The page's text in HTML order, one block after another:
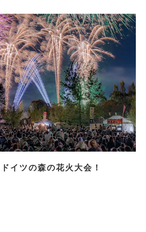
イツの森の花火大会！